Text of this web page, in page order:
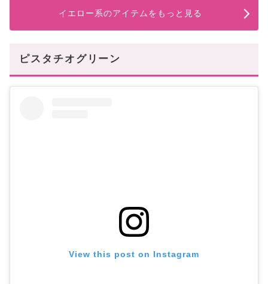
イエロー系のアイテムをもっと見る
ピスタチオグリーン
View this post on Instagram